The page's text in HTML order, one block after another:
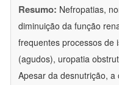
Resumo: Nefropatias,
diminuição da função
frequentes processos de
(agudos), uropatia
Apesar da desnutrição,